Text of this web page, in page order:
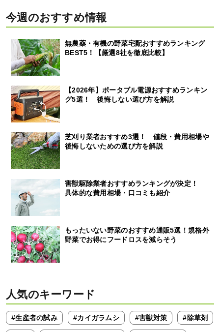
今週のおすすめ情報
無農薬・有機の野菜宅配おすすめランキング
BEST5！【厳選8社を徹底比較】
【2026年】ポータブル電源おすすめランキン
グ5選！ 後悔しない選び方を解説
芝刈り業者おすすめ3選！ 値段・費用相場や
後悔しないための選び方を解説
害獣駆除業者おすすめランキングが決定！
具体的な費用相場・口コミも紹介
もったいない野菜のおすすめ通販5選！規格外
野菜でお得にフードロスを減らそう
人気のキーワード
#生産者の試み #カイガラムシ #害獣対策 #除草剤